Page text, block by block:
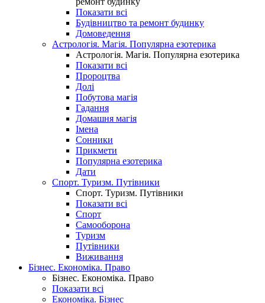
Показати всі
Будівництво та ремонт будинку
Домоведення
Астрологія. Магія. Популярна езотерика
Астрологія. Магія. Популярна езотерика
Показати всі
Пророцтва
Долі
Побутова магія
Гадання
Домашня магія
Імена
Сонники
Прикмети
Популярна езотерика
Дати
Спорт. Туризм. Путівники
Спорт. Туризм. Путівники
Показати всі
Спорт
Самооборона
Туризм
Путівники
Виживання
Бізнес. Економіка. Право
Бізнес. Економіка. Право
Показати всі
Економіка. Бізнес